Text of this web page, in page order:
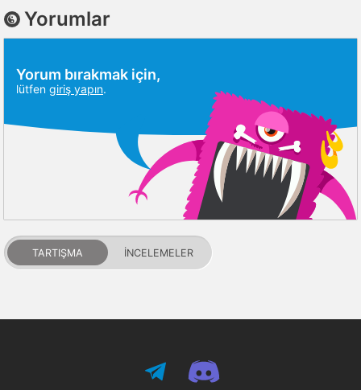
Yorumlar
Yorum bırakmak için,
lütfen giriş yapın.
TARTIŞMA İNCELEMELER